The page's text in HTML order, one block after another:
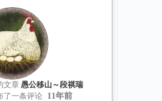
文章 愚公移山～段祺瑞
了一条评论 11年前